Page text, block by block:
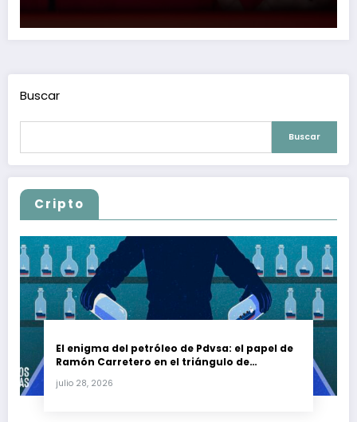
Buscar
Buscar
Cripto
El enigma del petróleo de Pdvsa: el papel de
Ramón Carretero en el triángulo de
julio 28, 2026